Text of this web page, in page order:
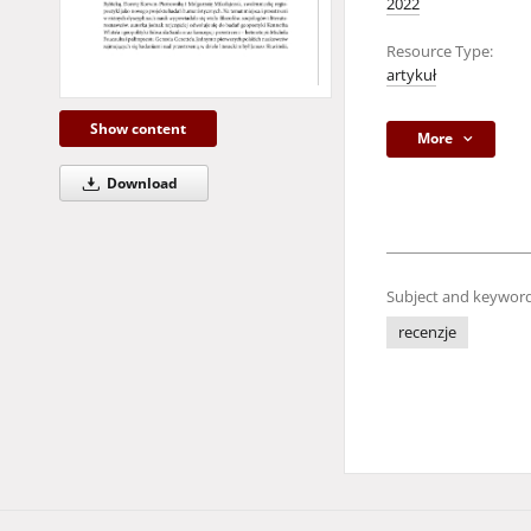
Show content
Download
2022
Resource Type:
artykuł
More
Subject and
recenzje